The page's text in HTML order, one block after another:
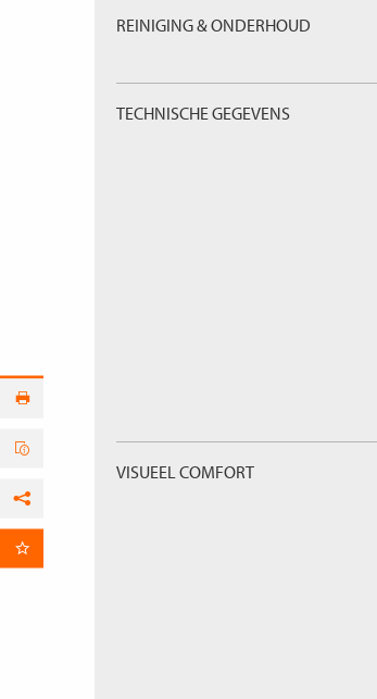
REINIGING & ONDERHOUD
TECHNISCHE GEGEVENS
VISUEEL COMFORT